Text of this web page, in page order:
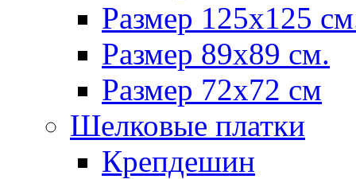
Размер 125х125
Размер 89х89 см.
Размер 72x72 см
Шелковые платки
Крепдешин